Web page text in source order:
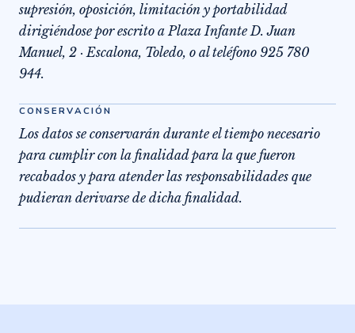
supresión, oposición, limitación y portabilidad
dirigiéndose por escrito a Plaza Infante D. Juan
Manuel, 2 · Escalona, Toledo, o al teléfono 925 780
944.
CONSERVACIÓN
Los datos se conservarán durante el tiempo necesario
para cumplir con la finalidad para la que fueron
recabados y para atender las responsabilidades que
pudieran derivarse de dicha finalidad.